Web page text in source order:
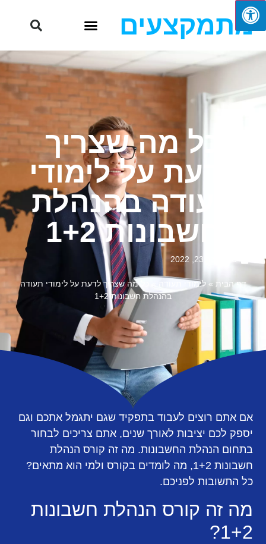
מתמקצעים
כל מה שצריך
לדעת על לימודי
תעודה בהנהלת
חשבונות 1+2
דף הבית »לימודי תעודה
כל מה שצריך לדעת על לימודי תעודה
בהנהלת חשבונות 1+2
אם אתם רוצים לעבוד בתפקיד שגם יתגמל אתכם וגם
יספק לכם יציבות לאורך שנים, אתם צריכים לבחור
בתחום הנהלת החשבונות. מה זה קורס הנהלת
חשבונות 1+2, מה לומדים בקורס ולמי הוא מתאים?
כל התשובות לפניכם.
מה זה קורס הנהלת חשבונות
1+2?